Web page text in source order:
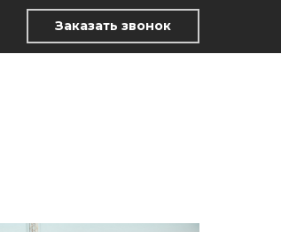
Заказать звонок